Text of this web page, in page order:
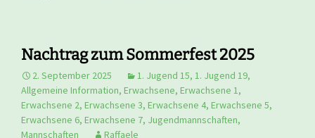
Nachtrag zum Sommerfest 2025
2. September 2025 1. Jugend 15, 1. Jugend 19,
Allgemeine Information, Erwachsene, Erwachsene 1,
Erwachsene 2, Erwachsene 3, Erwachsene 4, Erwachsene 5,
Erwachsene 6, Erwachsene 7, Jugendmannschaften,
Mannschaften
Raffaele